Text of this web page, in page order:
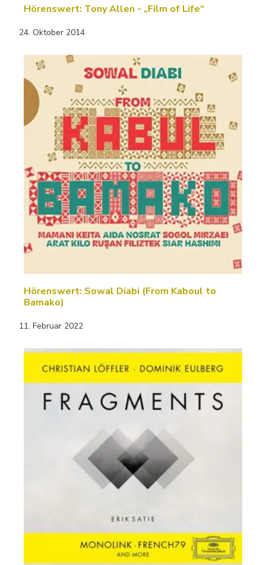
Hörenswert: Tony Allen - „Film of Life“
24. Oktober 2014
Hörenswert: Sowal Diabi (From Kaboul to
Bamako)
11. Februar 2022